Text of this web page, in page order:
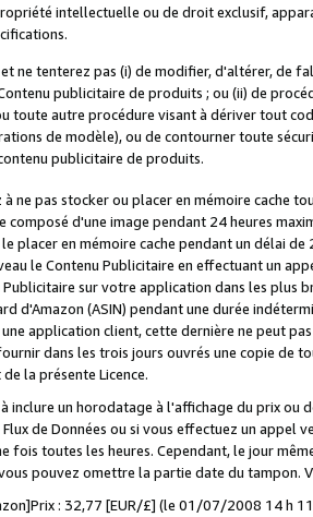
intellectuelle ou de droit exclusif,
et ne tenterez pas (i) de modifier, d'altérer, de
publicitaire de produits ; ou (ii) de
toute autre procédure visant à dériver tout
de modèle), ou de contourner toute
publicitaire de produits.
à ne pas stocker ou placer en mémoire cache
composé d'une image pendant 24 heures
placer en mémoire cache pendant un délai
le Contenu Publicitaire en effectuant un
sur votre application dans les plus
d'Amazon (ASIN) pendant une durée
application client, cette dernière ne peut
dans les trois jours ouvrés une copie de
la présente Licence.
inclure un horodatage à l'affichage du prix
de Données ou si vous effectuez un appel
fois toutes les heures. Cependant, le jour
pouvez omettre la partie date du tampon.
: 32,77 [EUR/£] (le 01/07/2008 14 h